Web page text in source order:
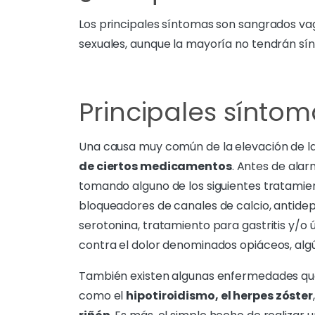
Los principales síntomas son sangrados
sexuales, aunque la mayoría no tendrán
Principales
Una causa muy común de la elevación
de ciertos medicamentos. Antes de
tomando alguno de los siguientes
bloqueadores de canales de calcio,
serotonina, tratamiento para gastritis y/o
contra el dolor denominados opiáceos,
También existen algunas enfermedades
como el hipotiroidismo, el herpes zóster